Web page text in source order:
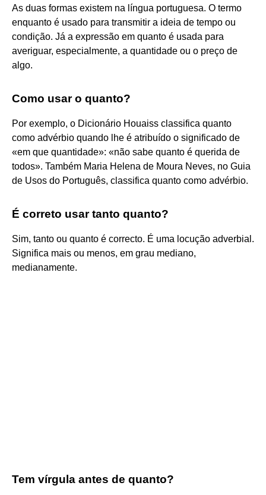
As duas formas existem na língua portuguesa. O termo
enquanto é usado para transmitir a ideia de tempo ou
condição. Já a expressão em quanto é usada para
averiguar, especialmente, a quantidade ou o preço de
algo.
Como usar o quanto?
Por exemplo, o Dicionário Houaiss classifica quanto
como advérbio quando lhe é atribuído o significado de
«em que quantidade»: «não sabe quanto é querida de
todos». Também Maria Helena de Moura Neves, no Guia
de Usos do Português, classifica quanto como advérbio.
É correto usar tanto quanto?
Sim, tanto ou quanto é correcto. É uma locução adverbial.
Significa mais ou menos, em grau mediano,
medianamente.
Tem vírgula antes de quanto?